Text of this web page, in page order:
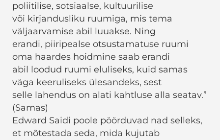
poliitilise, sotsiaalse, kultuurilise
või kirjandusliku ruumiga, mis tema
väljaarvamise abil luuakse. Ning
erandi, piiripealse otsustamatuse ruumi
oma haardes hoidmine saab erandi
abil loodud ruumi eluliseks, kuid samas
väga keeruliseks ülesandeks, sest
selle lahendus on alati kahtluse alla seatav.”
(Samas)
Edward Saidi poole pöörduvad nad selleks,
et mõtestada seda, mida kujutab